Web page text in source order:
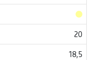
20
18,5